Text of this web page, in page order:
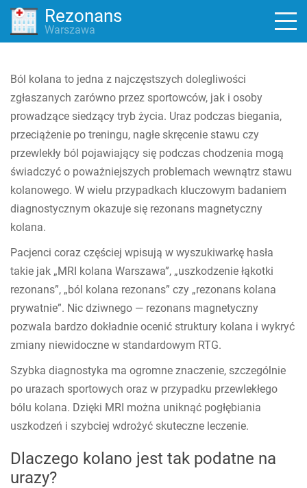
Rezonans
Warszawa
Ból kolana to jedna z najczęstszych dolegliwości
zgłaszanych zarówno przez sportowców, jak i osoby
prowadzące siedzący tryb życia. Uraz podczas biegania,
przeciążenie po treningu, nagłe skręcenie stawu czy
przewlekły ból pojawiający się podczas chodzenia mogą
świadczyć o poważniejszych problemach wewnątrz stawu
kolanowego. W wielu przypadkach kluczowym badaniem
diagnostycznym okazuje się rezonans magnetyczny
kolana.
Pacjenci coraz częściej wpisują w wyszukiwarkę hasła
takie jak „MRI kolana Warszawa”, „uszkodzenie łąkotki
rezonans”, „ból kolana rezonans” czy „rezonans kolana
prywatnie”. Nic dziwnego — rezonans magnetyczny
pozwala bardzo dokładnie ocenić struktury kolana i wykryć
zmiany niewidoczne w standardowym RTG.
Szybka diagnostyka ma ogromne znaczenie, szczególnie
po urazach sportowych oraz w przypadku przewlekłego
bólu kolana. Dzięki MRI można uniknąć pogłębiania
uszkodzeń i szybciej wdrożyć skuteczne leczenie.
Dlaczego kolano jest tak podatne na
urazy?